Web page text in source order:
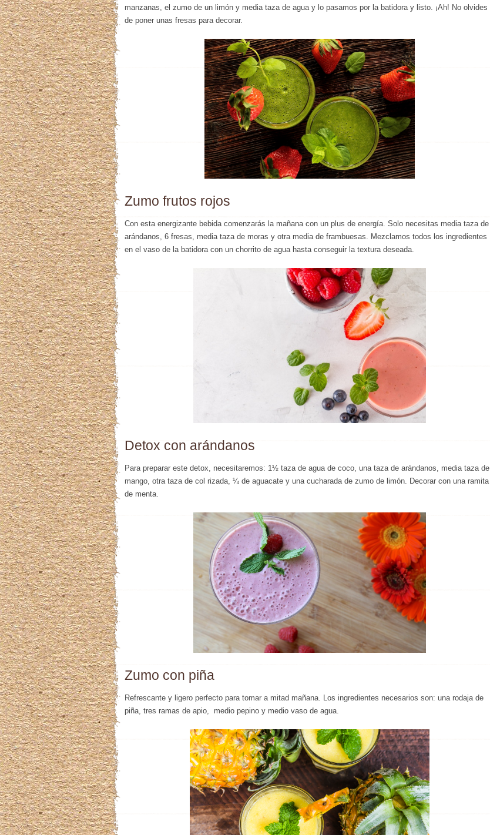
manzanas, el zumo de un limón y media taza de agua y lo pasamos por la batidora y listo. ¡Ah! No olvides
de poner unas fresas para decorar.
Zumo frutos rojos
Con esta energizante bebida comenzarás la mañana con un plus de energía. Solo necesitas media taza de
arándanos, 6 fresas, media taza de moras y otra media de frambuesas. Mezclamos todos los ingredientes
en el vaso de la batidora con un chorrito de agua hasta conseguir la textura deseada.
Detox con arándanos
Para preparar este detox, necesitaremos: 1½ taza de agua de coco, una taza de arándanos, media taza de
mango, otra taza de col rizada, ¼ de aguacate y una cucharada de zumo de limón. Decorar con una ramita
de menta.
Zumo con piña
Refrescante y ligero perfecto para tomar a mitad mañana. Los ingredientes necesarios son: una rodaja de
piña, tres ramas de apio, medio pepino y medio vaso de agua.